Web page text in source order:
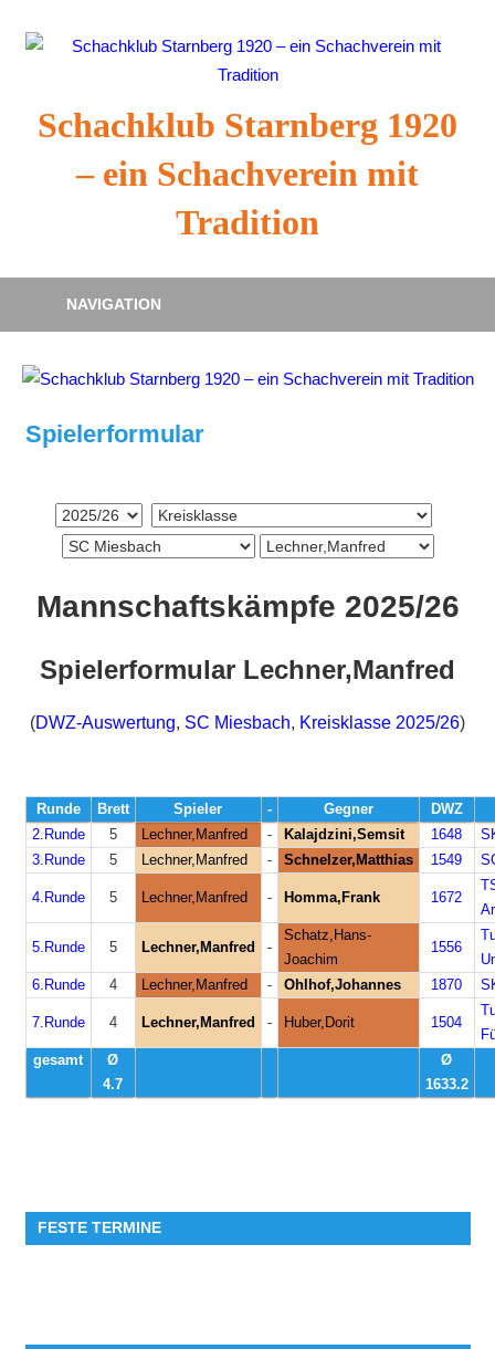
Inhalt
Schachklub Starnberg 1920
– ein Schachverein mit
Tradition
NAVIGATION
Spielerformular
Mannschaftskämpfe 2025/26
Spielerformular Lechner,Manfred
(DWZ-Auswertung, SC Miesbach, Kreisklasse 2025/26)
Runde Brett Spieler - Gegner
DWZ
2.Runde
5 Lechner,Manfred - Kalajdzini,Semsit 1648
3.Runde
5 Lechner,Manfred - Schnelzer,Matthias 1549
4.Runde 5 Lechner,Manfred - Homma,Frank 1672
5.Runde 5 Lechner,Manfred -
Schatz,Hans-
Joachim
1556
6.Runde
4 Lechner,Manfred - Ohlhof,Johannes 1870
7.Runde 4 Lechner,Manfred - Huber,Dorit 1504
gesamt
Ø
4.7
Ø
1633.2
FESTE TERMINE